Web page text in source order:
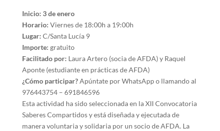
Inicio: 3 de enero
Horario: Viernes de 18:00h a 19:00h
Lugar: C/Santa Lucía 9
Importe: gratuito
Facilitado por: Laura Artero (socia de AFDA) y Raquel
Aponte (estudiante en prácticas de AFDA)
¿Cómo participar?Apúntate por WhatsApp o llamando al
976443754 – 691846596
Esta actividad ha sido seleccionada en la XII Convocatoria
Saberes Compartidos y está diseñada y ejecutada de
manera voluntaria y solidaria por un socio de AFDA. La